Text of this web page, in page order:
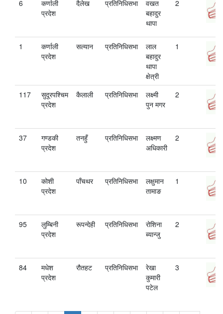
6
कर्णाली
प्रदेश
दैलेख प्रतिनिधिसभा
वखत
बहादुर
थापा
2
1
कर्णाली
प्रदेश
सल्यान प्रतिनिधिसभा
लाल
बहादुर
थापा
क्षेत्री
1
117
सुदूरपश्चिम
प्रदेश
कैलाली प्रतिनिधिसभा
लक्ष्मी
पुन मगर
2
37
गण्डकी
प्रदेश
तनहुँ प्रतिनिधिसभा
लक्ष्मण
अधिकारी
2
10
कोशी
प्रदेश
पाँचथर प्रतिनिधिसभा
लक्षुमान
तामाङ
1
95
लुम्बिनी
प्रदेश
रूपन्देही प्रतिनिधिसभा
रोशिना
ब्यान्जु
2
84
मधेश
प्रदेश
रौतहट प्रतिनिधिसभा
रेखा
कुमारी
पटेल
3